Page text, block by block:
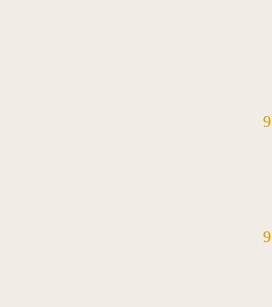
9
9